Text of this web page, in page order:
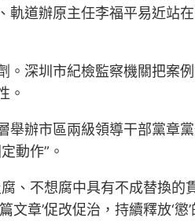
軌道辦原主任李福平易近站
。深圳市紀檢監察機關把案
。
舉辦市區兩級領導干部黨章
動作”。
、不想腐中具有不成替換
文章’促改促治，持續釋放‘